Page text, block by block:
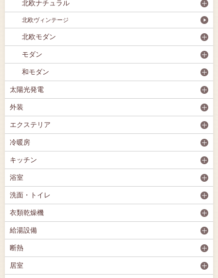
北欧ナチュラル
北欧ヴィンテージ
北欧モダン
モダン
和モダン
太陽光発電
外装
エクステリア
冷暖房
キッチン
浴室
洗面・トイレ
衣類乾燥機
給湯設備
断熱
居室